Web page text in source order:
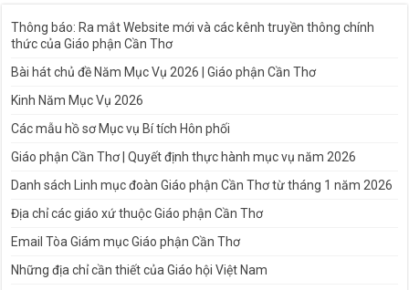
Thông báo: Ra mắt Website mới và các kênh truyền thông chính
thức của Giáo phận Cần Thơ
Bài hát chủ đề Năm Mục Vụ 2026 | Giáo phận Cần Thơ
Kinh Năm Mục Vụ 2026
Các mẫu hồ sơ Mục vụ Bí tích Hôn phối
Giáo phận Cần Thơ | Quyết định thực hành mục vụ năm 2026
Danh sách Linh mục đoàn Giáo phận Cần Thơ từ tháng 1 năm 2026
Địa chỉ các giáo xứ thuộc Giáo phận Cần Thơ
Email Tòa Giám mục Giáo phận Cần Thơ
Những địa chỉ cần thiết của Giáo hội Việt Nam